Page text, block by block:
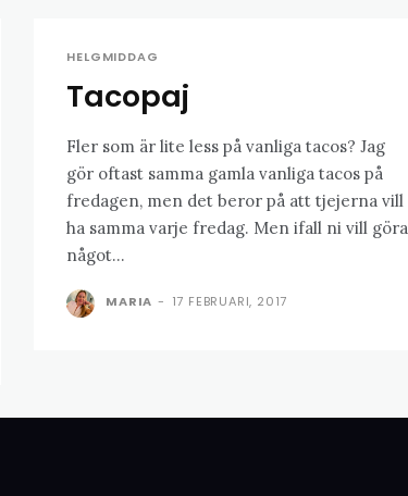
HELGMIDDAG
Tacopaj
Fler som är lite less på vanliga tacos? Jag
gör oftast samma gamla vanliga tacos på
fredagen, men det beror på att tjejerna vill
ha samma varje fredag. Men ifall ni vill göra
något...
MARIA - 17 FEBRUARI, 2017